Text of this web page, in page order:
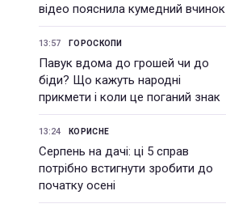
відео пояснила кумедний вчинок
13:57 ГОРОСКОПИ
Павук вдома до грошей чи до
біди? Що кажуть народні
прикмети і коли це поганий знак
13:24 КОРИСНЕ
Серпень на дачі: ці 5 справ
потрібно встигнути зробити до
початку осені